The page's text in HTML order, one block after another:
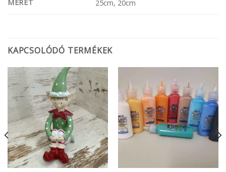
MÉRET 25cm, 20cm
KAPCSOLÓDÓ TERMÉKEK